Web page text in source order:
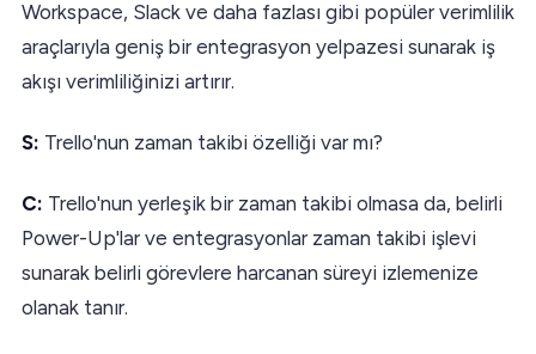
Workspace, Slack ve daha fazlası gibi popüler verimlilik
araçlarıyla geniş bir entegrasyon yelpazesi sunarak iş
akışı verimliliğinizi artırır.
S: Trello'nun zaman takibi özelliği var mı?
C: Trello'nun yerleşik bir zaman takibi olmasa da, belirli
Power-Up'lar ve entegrasyonlar zaman takibi işlevi
sunarak belirli görevlere harcanan süreyi izlemenize
olanak tanır.